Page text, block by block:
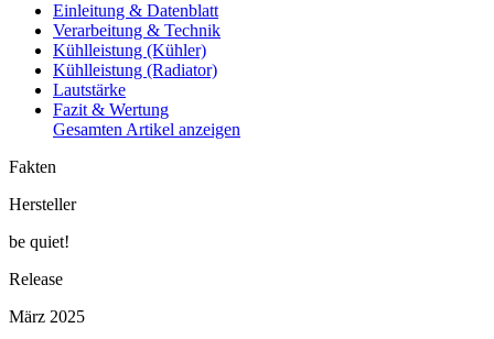
Einleitung & Datenblatt
Verarbeitung & Technik
Kühlleistung (Kühler)
Kühlleistung (Radiator)
Lautstärke
Fazit & Wertung
Gesamten Artikel anzeigen
Fakten
Hersteller
be quiet!
Release
März 2025